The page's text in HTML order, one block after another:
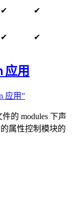
✔ ✔
✔ ✔
应用
应用”
件的 modules 下声
属性控制模块的